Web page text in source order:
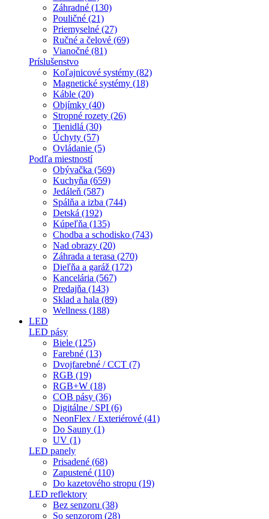
Záhradné (130)
Pouličné (21)
Priemyselné (27)
Ručné a čelové (69)
Vianočné (81)
Príslušenstvo
Koľajnicové systémy (82)
Magnetické systémy (18)
Káble (20)
Objímky (40)
Stropné rozety (26)
Tienidlá (30)
Úchyty (57)
Ovládanie (5)
Podľa miestností
Obývačka (569)
Kuchyňa (659)
Jedáleň (587)
Spálňa a izba (744)
Detská (192)
Kúpeľňa (135)
Chodba a schodisko (743)
Nad obrazy (20)
Záhrada a terasa (270)
Dieľňa a garáž (172)
Kancelária (567)
Predajňa (143)
Sklad a hala (89)
Wellness (188)
LED
LED pásy
Biele (125)
Farebné (13)
Dvojfarebné / CCT (7)
RGB (19)
RGB+W (18)
COB pásy (36)
Digitálne / SPI (6)
NeonFlex / Exteriérové (41)
Do Sauny (1)
UV (1)
LED panely
Prisadené (68)
Zapustené (110)
Do kazetového stropu (19)
LED reflektory
Bez senzoru (38)
So senzorom (28)